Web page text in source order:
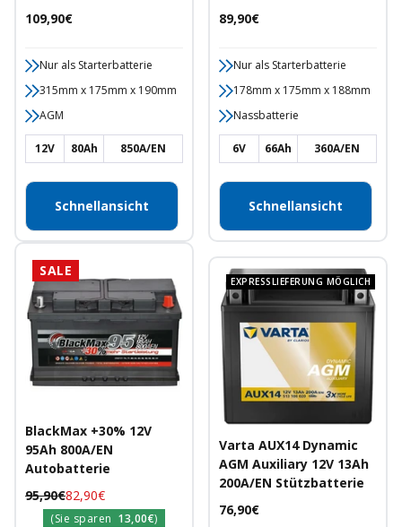
Angebotspreis
109,90€
Nur als Starterbatterie
315mm x 175mm x 190mm
AGM
12V 80Ah 850A/EN
Schnellansicht
Angebotspreis
89,90€
Nur als Starterbatterie
178mm x 175mm x 188mm
Nassbatterie
6V 66Ah 360A/EN
Schnellansicht
SALE
BlackMax +30% 12V
95Ah 800A/EN
Autobatterie
Angebotspreis
82,90€
Regulärer
Preis
95,90€
(Sie sparen 13,00€)
EXPRESSLIEFERUNG MÖGLICH
Varta AUX14 Dynamic
AGM Auxiliary 12V 13Ah
200A/EN Stützbatterie
Angebotspreis
76,90€